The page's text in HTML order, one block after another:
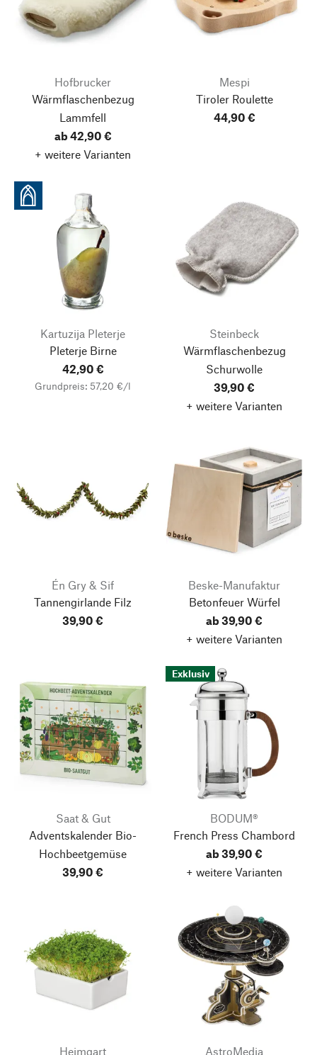
Hofbrucker
Wärmflaschenbezug
Lammfell
ab 42,90 €
+ weitere Varianten
Mespi
Tiroler Roulette
44,90 €
Kartuzija Pleterje
Pleterje Birne
42,90 €
Grundpreis: 57,20 €/l
Steinbeck
Wärmflaschenbezug
Schurwolle
39,90 €
+ weitere Varianten
Én Gry & Sif
Tannengirlande Filz
39,90 €
Beske-Manufaktur
Betonfeuer Würfel
ab 39,90 €
+ weitere Varianten
Saat & Gut
Adventskalender Bio-
Hochbeetgemüse
39,90 €
Exklusiv
BODUM®
French Press Chambord
ab 39,90 €
+ weitere Varianten
Heimgart
AstroMedia